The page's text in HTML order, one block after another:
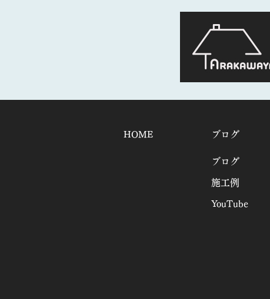
HOME
ブログ
ブログ
施工例
YouTube